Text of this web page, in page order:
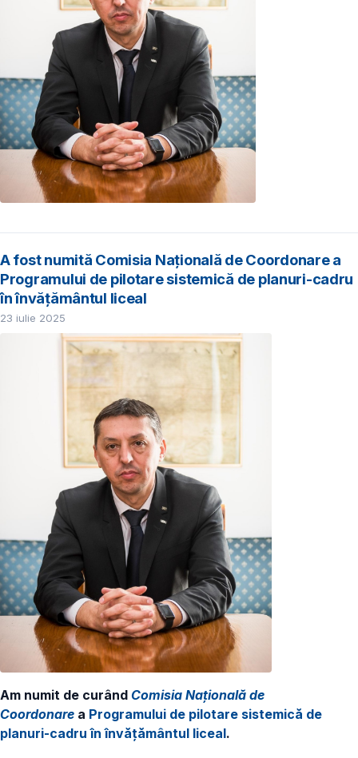
A fost numită Comisia Națională de Coordonare a
Programului de pilotare sistemică de planuri-cadru
în învățământul liceal
23 iulie 2025
Am numit de curând Comisia Națională de
Coordonare a Programului de pilotare sistemică de
planuri-cadru în învățământul liceal.